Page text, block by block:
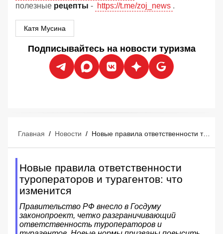
полезные рецепты - https://t.me/zoj_news .
Катя Мусина
Подписывайтесь на новости туризма
Главная / Новости / Новые правила ответственности туроператоров и турагентов: что изменится
Новые правила ответственности
туроператоров и турагентов: что
изменится
Правительство РФ внесло в Госдуму
законопроект, четко разграничивающий
ответственность туроператоров и